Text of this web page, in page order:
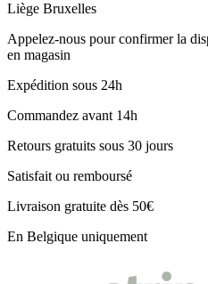
Liège Bruxelles
Appelez-nous pour confirmer la
en magasin
Expédition sous 24h
Commandez avant 14h
Retours gratuits sous 30 jours
Satisfait ou remboursé
Livraison gratuite dès 50€
En Belgique uniquement